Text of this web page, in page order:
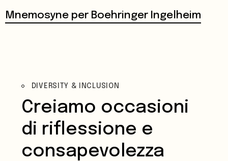
base alle persone che partecipano,
Mnemosyne per Boehringer Ingelheim
DIVERSITY & INCLUSION
Creiamo occasioni
di riflessione e
consapevolezza